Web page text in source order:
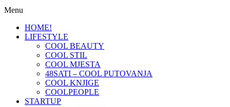
Menu
HOME!
LIFESTYLE
COOL BEAUTY
COOL STIL
COOL MJESTA
48SATI – COOL PUTOVANJA
COOL KNJIGE
COOLPEOPLE
STARTUP